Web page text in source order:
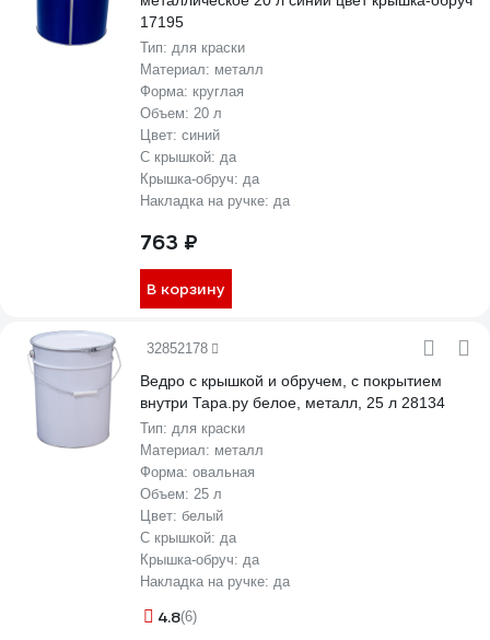
17195
Тип: для краски
Материал: металл
Форма: круглая
Объем: 20 л
Цвет: синий
С крышкой: да
Крышка-обруч: да
Накладка на ручке: да
763 ₽
В корзину
32852178
Ведро с крышкой и обручем, с покрытием
внутри Тара.ру белое, металл, 25 л 28134
Тип: для краски
Материал: металл
Форма: овальная
Объем: 25 л
Цвет: белый
С крышкой: да
Крышка-обруч: да
Накладка на ручке: да
4.8(6)